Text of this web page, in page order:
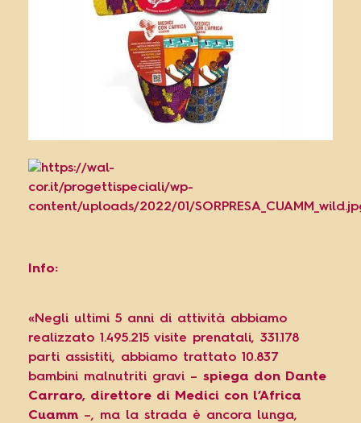
Info:
«Negli ultimi 5 anni di attività abbiamo
realizzato 1.495.215 visite prenatali, 331.178
parti assistiti, abbiamo trattato 10.837
bambini malnutriti gravi – spiega don Dante
Carraro, direttore di Medici con l’Africa
Cuamm –, ma la strada è ancora lunga,